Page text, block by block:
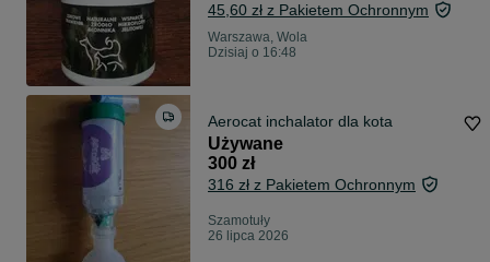
45,60 zł z Pakietem Ochronnym
Warszawa, Wola
Dzisiaj o 16:48
Aerocat inchalator dla kota
Używane
300 zł
316 zł z Pakietem Ochronnym
Szamotuły
26 lipca 2026